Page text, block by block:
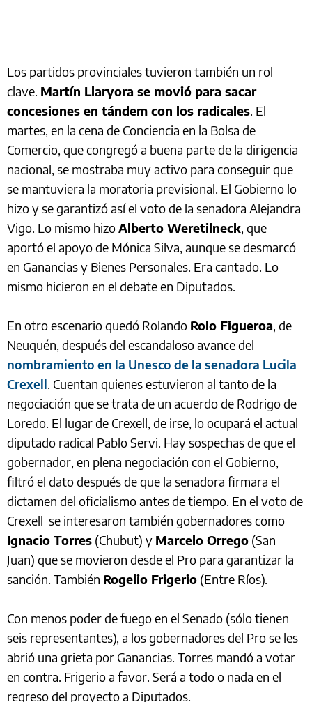
Los partidos provinciales tuvieron también un rol
clave. Martín Llaryora se movió para sacar
concesiones en tándem con los radicales. El
martes, en la cena de Conciencia en la Bolsa de
Comercio, que congregó a buena parte de la dirigencia
nacional, se mostraba muy activo para conseguir que
se mantuviera la moratoria previsional. El Gobierno lo
hizo y se garantizó así el voto de la senadora Alejandra
Vigo. Lo mismo hizoAlberto Weretilneck, que
aportó el apoyo de Mónica Silva, aunque se desmarcó
en Ganancias y Bienes Personales. Era cantado. Lo
mismo hicieron en el debate en Diputados.
En otro escenario quedó Rolando Rolo Figueroa, de
Neuquén, después del escandaloso avance del
nombramiento en la Unesco de la senadora Lucila
Crexell. Cuentan quienes estuvieron al tanto de la
negociación que se trata de un acuerdo de Rodrigo de
Loredo. El lugar de Crexell, de irse, lo ocupará el actual
diputado radical Pablo Servi. Hay sospechas de que el
gobernador, en plena negociación con el Gobierno,
filtró el dato después de que la senadora firmara el
dictamen del oficialismo antes de tiempo. En el voto de
Crexell se interesaron también gobernadores como
Ignacio Torres (Chubut) y Marcelo Orrego (San
Juan) que se movieron desde el Pro para garantizar la
sanción. También Rogelio Frigerio (Entre Ríos).
Con menos poder de fuego en el Senado (sólo tienen
seis representantes), a los gobernadores del Pro se les
abrió una grieta por Ganancias. Torres mandó a votar
en contra. Frigerio a favor. Será a todo o nada en el
regreso del proyecto a Diputados.